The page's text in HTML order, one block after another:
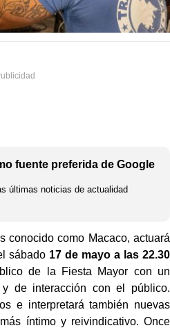
fuente preferida de Google
últimas noticias de actualidad
conocido como Macaco, actuará
sábado 17 de mayo a las 22.30
de la Fiesta Mayor con un
de interacción con el público.
e interpretará también nuevas
íntimo y reivindicativo. Once